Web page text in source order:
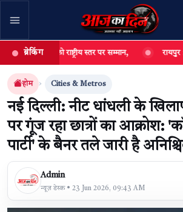
खबर खोजें
ब्रेकिंग
को राष्ट्रीय स्तर पर सम्मान, रायपुर : असम के
होम Cities & Metros
नई दिल्ली: नीट धांधली के
पर गूंज रहा छात्रों का आक्रोश:
पार्टी' के बैनर तले जारी है
Admin
न्यूज़ डेस्क • 23 Jun 2026, 09:43 AM